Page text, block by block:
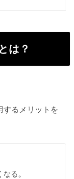
は？
するメリットを
る。